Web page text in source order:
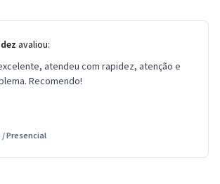
avaliou:
atendeu com rapidez, atenção e
Recomendo!
/Presencial